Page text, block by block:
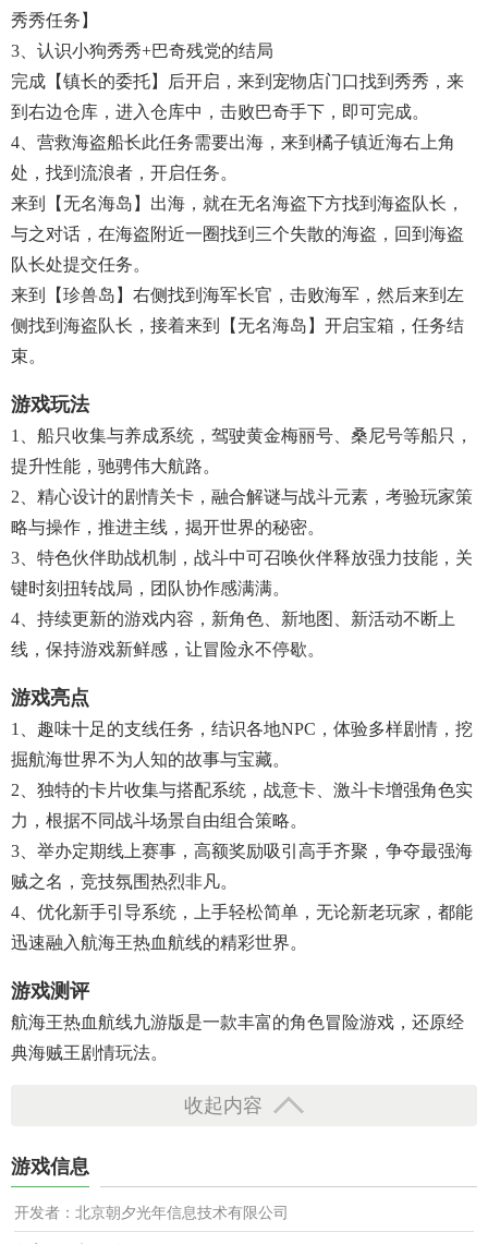
秀秀任务】
3、认识小狗秀秀+巴奇残党的结局
完成【镇长的委托】后开启，来到宠物店门口找到秀秀，来
到右边仓库，进入仓库中，击败巴奇手下，即可完成。
4、营救海盗船长此任务需要出海，来到橘子镇近海右上角
处，找到流浪者，开启任务。
来到【无名海岛】出海，就在无名海盗下方找到海盗队长，
与之对话，在海盗附近一圈找到三个失散的海盗，回到海盗
队长处提交任务。
来到【珍兽岛】右侧找到海军长官，击败海军，然后来到左
侧找到海盗队长，接着来到【无名海岛】开启宝箱，任务结
束。
游戏玩法
1、船只收集与养成系统，驾驶黄金梅丽号、桑尼号等船只，
提升性能，驰骋伟大航路。​
2、精心设计的剧情关卡，融合解谜与战斗元素，考验玩家策
略与操作，推进主线，揭开世界的秘密。​
3、特色伙伴助战机制，战斗中可召唤伙伴释放强力技能，关
键时刻扭转战局，团队协作感满满。​
4、持续更新的游戏内容，新角色、新地图、新活动不断上
线，保持游戏新鲜感，让冒险永不停歇。​
游戏亮点
1、趣味十足的支线任务，结识各地NPC，体验多样剧情，挖
掘航海世界不为人知的故事与宝藏。​
2、独特的卡片收集与搭配系统，战意卡、激斗卡增强角色实
力，根据不同战斗场景自由组合策略。​
3、举办定期线上赛事，高额奖励吸引高手齐聚，争夺最强海
贼之名，竞技氛围热烈非凡。​
4、优化新手引导系统，上手轻松简单，无论新老玩家，都能
迅速融入航海王热血航线的精彩世界。
游戏测评
航海王热血航线九游版是一款丰富的角色冒险游戏，还原经
典海贼王剧情玩法。
收起内容
游戏信息
开发者：北京朝夕光年信息技术有限公司